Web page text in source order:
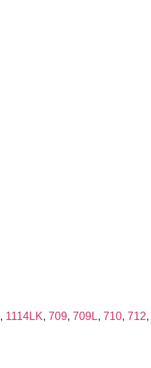
, 1114LK, 709, 709L, 710, 712,